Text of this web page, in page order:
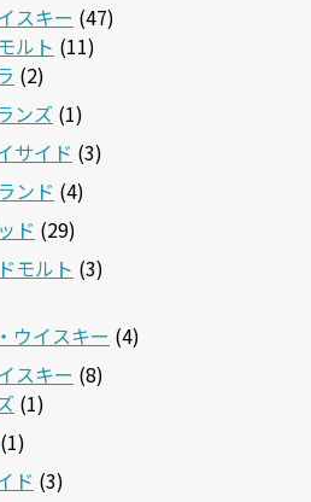
スキー (47)
ルト (11)
(2)
ンズ (1)
サイド (3)
ンド (4)
ド (29)
モルト (3)
ウイスキー (4)
スキー (8)
(1)
(1)
ド (3)